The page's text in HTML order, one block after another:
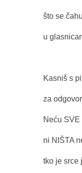
što se
u
Kasniš s
za
Neću SVE
ni NIŠTA
tko je srce